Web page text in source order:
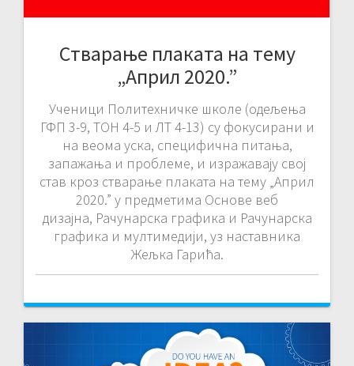
Cтварање плаката на тему
„Април 2020.”
Ученици Политехничке школе (одељења
ГФП 3-9, ТОН 4-5 и ЛТ 4-13) су фокусирани и
на веома уска, специфична питања,
запажања и проблеме, и изражавају свој
став кроз стварање плаката на тему „Април
2020.” у предметима Основе веб
дизајна, Рачунарска графика и Рачунарска
графика и мултимедији, уз наставника
Жељка Гарића.